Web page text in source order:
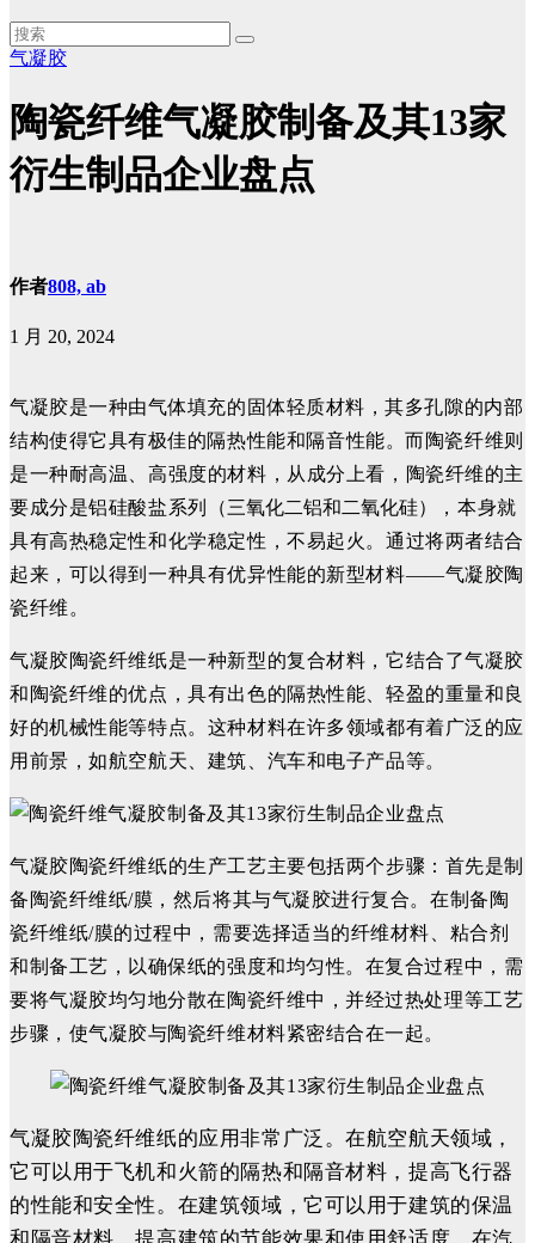
气凝胶
陶瓷纤维气凝胶制备及其13家
衍生制品企业盘点
作者808, ab
1 月 20, 2024
气凝胶是一种由气体填充的固体轻质材料，其多孔隙的内部
结构使得它具有极佳的隔热性能和隔音性能。而陶瓷纤维则
是一种耐高温、高强度的材料，从成分上看，陶瓷纤维的主
要成分是铝硅酸盐系列
（三氧化二铝和二氧化硅），本身就
具有高热稳定性和化学稳定性，不易起火。通过将两者结合
起来，可以得到一种具有优异性能的新型材料——气凝胶陶
瓷纤维。
气凝胶陶瓷纤维纸是一种新型的复合材料，它结合了气凝胶
和陶瓷纤维的优点，具有出色的隔热性能、轻盈的重量和良
好的机械性能等特点。这种材料在许多领域都有着广泛的应
用前景，如航空航天、建筑、汽车和电子产品等。
气凝胶陶瓷纤维纸的生产工艺主要包括两个步骤： 首先是制
备陶瓷纤维纸/膜，然后将其与气凝胶进行复合。在制备陶
瓷纤维纸/膜的过程中，需要选择适当的纤维材料、粘合剂
和制备工艺，以确保纸的强度和均匀性。在复合过程中，需
要将气凝胶均匀地分散在陶瓷纤维中，并经过热处理等工艺
步骤，使气凝胶与陶瓷纤维材料紧密结合在一起。
气凝胶陶瓷纤维纸的应用非常广泛。在航空航天领域，
它可以用于飞机和火箭的隔热和隔音材料，提高飞行器
的性能和安全性。在建筑领域，它可以用于建筑的保温